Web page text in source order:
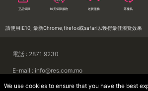
正品保障 10天保障服務 送貨服務 落樓易
請使用IE10, 最新Chrome,firefox或safari以獲得最佳瀏覽效果
電話 : 2871 9230
E-mail : info@res.com.mo
地址 : 澳門慕拉士前地來來集團大廈
We use cookies to ensure that you have the best